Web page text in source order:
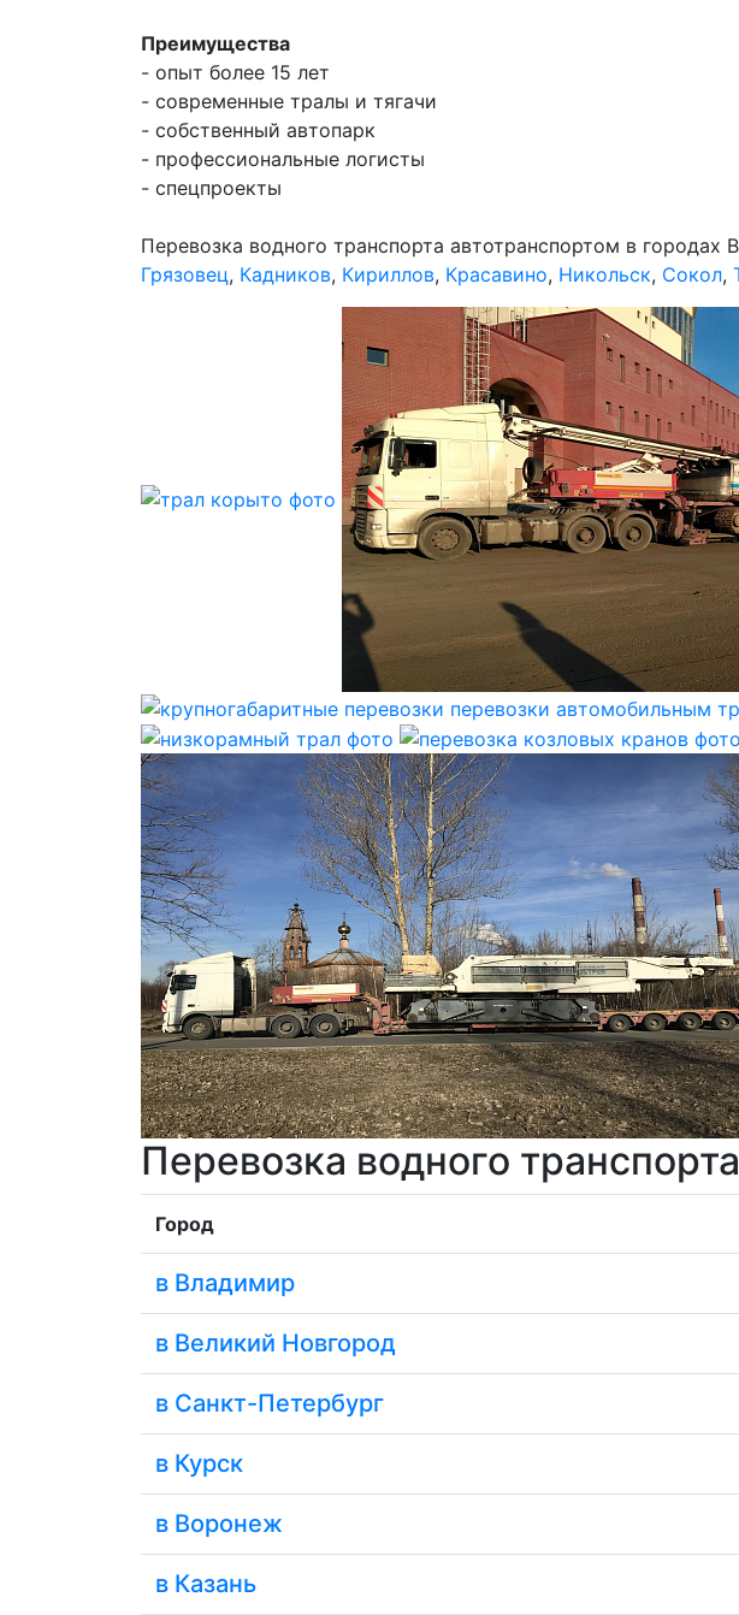
Преимущества
- опыт более 15 лет
- современные тралы и тягачи
- собственный автопарк
- профессиональные логисты
- спецпроекты
Перевозка водного транспорта автотранспортом в городах
Грязовец, Кадников, Кириллов, Красавино, Никольск, Сокол,
Перевозка водного
Город
в Владимир
в Великий Новгород
в Санкт-Петербург
в Курск
в Воронеж
в Казань